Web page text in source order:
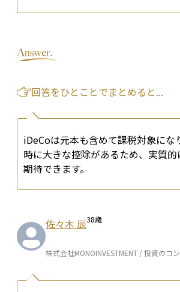
回答をひとことでまとめると...
iDeCoは元本も含めて課税対象にな
時に大きな控除があるため、実質
期待できます。
佐々木 辰38歳
株式会社MONOINVESTMENT / 投資のコ